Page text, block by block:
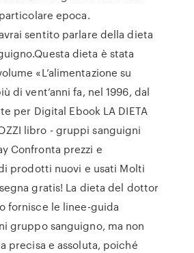
epoca.
sentito parlare della dieta
dieta è stata
«L’alimentazione su
di vent’anni fa, nel 1996, dal
per Digital Ebook LA DIETA
libro - gruppi sanguigni
Confronta prezzi e
prodotti nuovi e usati Molti
gratis! La dieta del dottor
fornisce le linee-guida
gruppo sanguigno, ma non
precisa e assoluta, poiché